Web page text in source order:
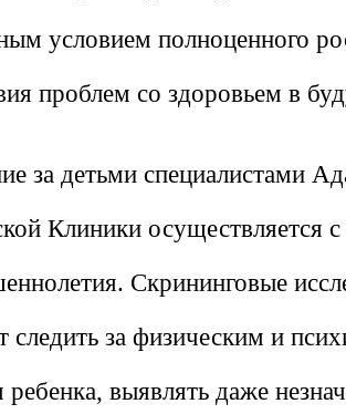
условием полноценного
проблем со здоровьем в
за детьми специалистами
Клиники осуществляется
Скрининговые
следить за физическим и
ребенка, выявлять даже